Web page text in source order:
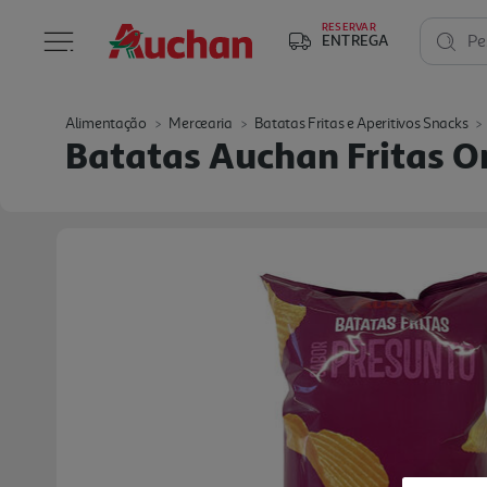
RESERVAR
ENTREGA
Alimentação Mercearia Batatas Fritas e Aperitivos Snacks
Batatas Auchan Fritas